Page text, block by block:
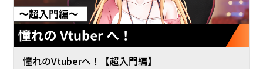
憧れのVtuberへ！【超入門編】